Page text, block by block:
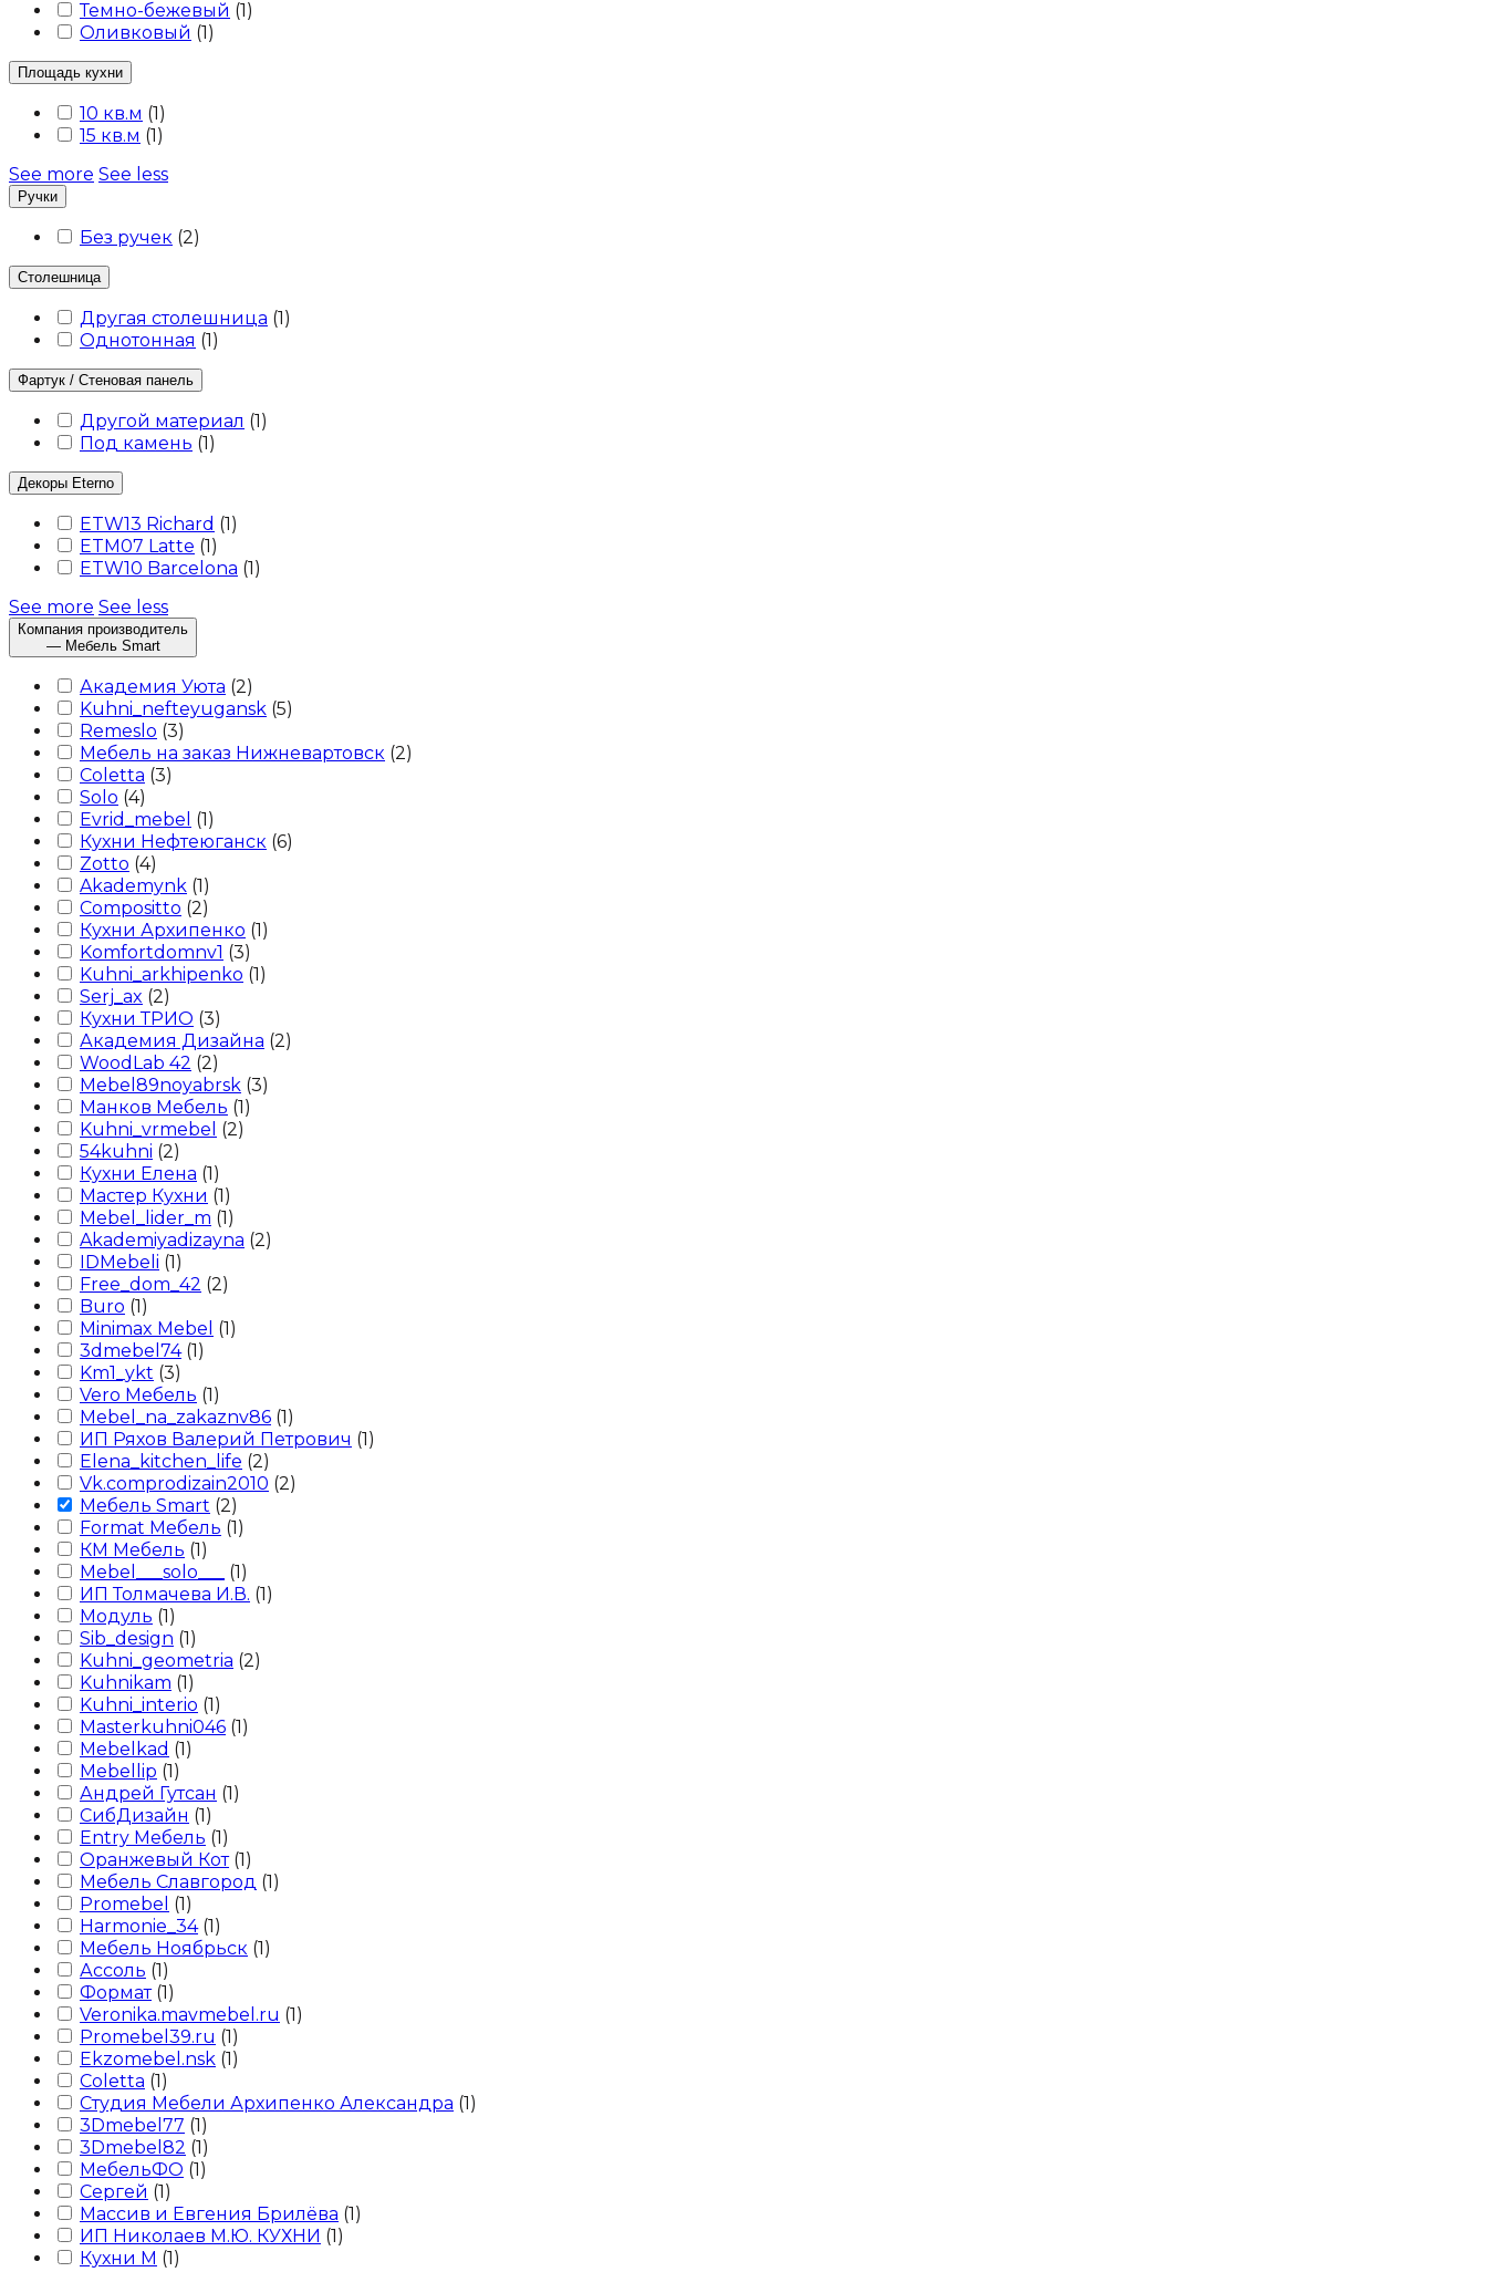
Темно-бежевый (1)
Оливковый (1)
Площадь кухни
10 кв.м (1)
15 кв.м (1)
See more See less
Ручки
Без ручек (2)
Столешница
Другая столешница (1)
Однотонная (1)
Фартук / Стеновая панель
Другой материал (1)
Под камень (1)
Декоры Eterno
ETW13 Richard (1)
ETM07 Latte (1)
ETW10 Barcelona (1)
See more See less
Компания производитель
— Мебель Smart
Академия Уюта (2)
Kuhni_nefteyugansk (5)
Remeslo (3)
Мебель на заказ Нижневартовск (2)
Coletta (3)
Solo (4)
Evrid_mebel (1)
Кухни Нефтеюганск (6)
Zotto (4)
Akademynk (1)
Compositto (2)
Кухни Архипенко (1)
Komfortdomnv1 (3)
Kuhni_arkhipenko (1)
Serj_ax (2)
Кухни ТРИО (3)
Академия Дизайна (2)
WoodLab 42 (2)
Mebel89noyabrsk (3)
Манков Мебель (1)
Kuhni_vrmebel (2)
54kuhni (2)
Кухни Елена (1)
Мастер Кухни (1)
Mebel_lider_m (1)
Akademiyadizayna (2)
IDMebeli (1)
Free_dom_42 (2)
Buro (1)
Minimax Mebel (1)
3dmebel74 (1)
Km1_ykt (3)
Vero Мебель (1)
Mebel_na_zakaznv86 (1)
ИП Ряхов Валерий Петрович (1)
Elena_kitchen_life (2)
Vk.comprodizain2010 (2)
Мебель Smart (2)
Format Мебель (1)
КМ Мебель (1)
Mebel___solo___
(1)
ИП Толмачева И.В. (1)
Модуль (1)
Sib_design (1)
Kuhni_geometria (2)
Kuhnikam (1)
Kuhni_interio (1)
Masterkuhni046 (1)
Mebelkad (1)
Mebellip (1)
Андрей Гутсан (1)
СибДизайн (1)
Entry Мебель (1)
Оранжевый Кот (1)
Мебель Славгород (1)
Promebel (1)
Harmonie_34 (1)
Мебель Ноябрьск (1)
Ассоль (1)
Формат (1)
Veronika.mavmebel.ru (1)
Promebel39.ru (1)
Ekzomebel.nsk (1)
Сoletta (1)
Студия Мебели Архипенко Александра (1)
3Dmebel77 (1)
3Dmebel82 (1)
МебельФО (1)
Сергей (1)
Массив и Евгения Брилёва (1)
ИП Николаев М.Ю. КУХНИ (1)
Кухни М (1)